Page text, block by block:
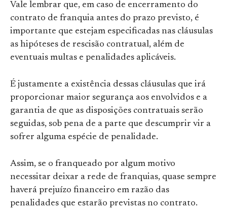
Vale lembrar que, em caso de encerramento do
contrato de franquia antes do prazo previsto, é
importante que estejam especificadas nas cláusulas
as hipóteses de rescisão contratual, além de
eventuais multas e penalidades aplicáveis.
É justamente a existência dessas cláusulas que irá
proporcionar maior segurança aos envolvidos e a
garantia de que as disposições contratuais serão
seguidas, sob pena de a parte que descumprir vir a
sofrer alguma espécie de penalidade.
Assim, se o franqueado por algum motivo
necessitar deixar a rede de franquias, quase sempre
haverá prejuízo financeiro em razão das
penalidades que estarão previstas no contrato.